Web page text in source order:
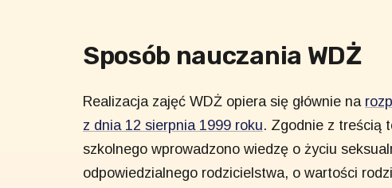
Sposób nauczania WDŻ
Realizacja zajęć WDŻ opiera się głównie na
z dnia 12 sierpnia 1999 roku. Zgodnie z treścią
szkolnego wprowadzono wiedzę o życiu
odpowiedzialnego rodzicielstwa, o wartości